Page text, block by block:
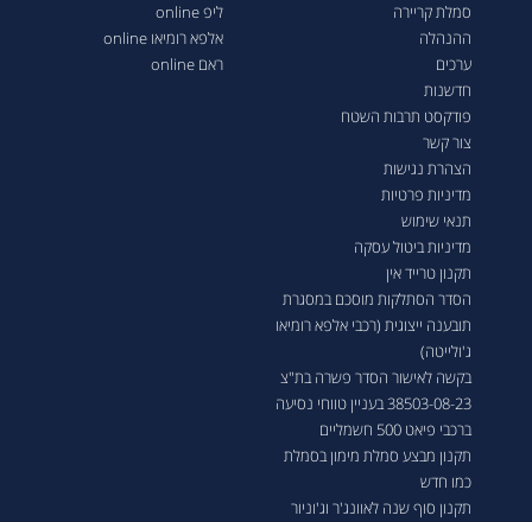
סמלת קריירה
ההנהלה
ערכים
חדשנות
פודקסט תרבות השטח
צור קשר
הצהרת נגישות
מדיניות פרטיות
תנאי שימוש
מדיניות ביטול עסקה
תקנון טרייד אין
הסדר הסתלקות מוסכם במסגרת
תובענה ייצוגית (רכבי אלפא רומיאו
ג'ולייטה)
בקשה לאישור הסדר פשרה בת"צ
38503-08-23 בעניין טווחי נסיעה
ברכבי פיאט 500 חשמליים
תקנון מבצע סמלת מימון בסמלת
כמו חדש
תקנון סוף שנה לאוונג'ר וג'וניור
ליפ online
אלפא רומיאו online
ראם online